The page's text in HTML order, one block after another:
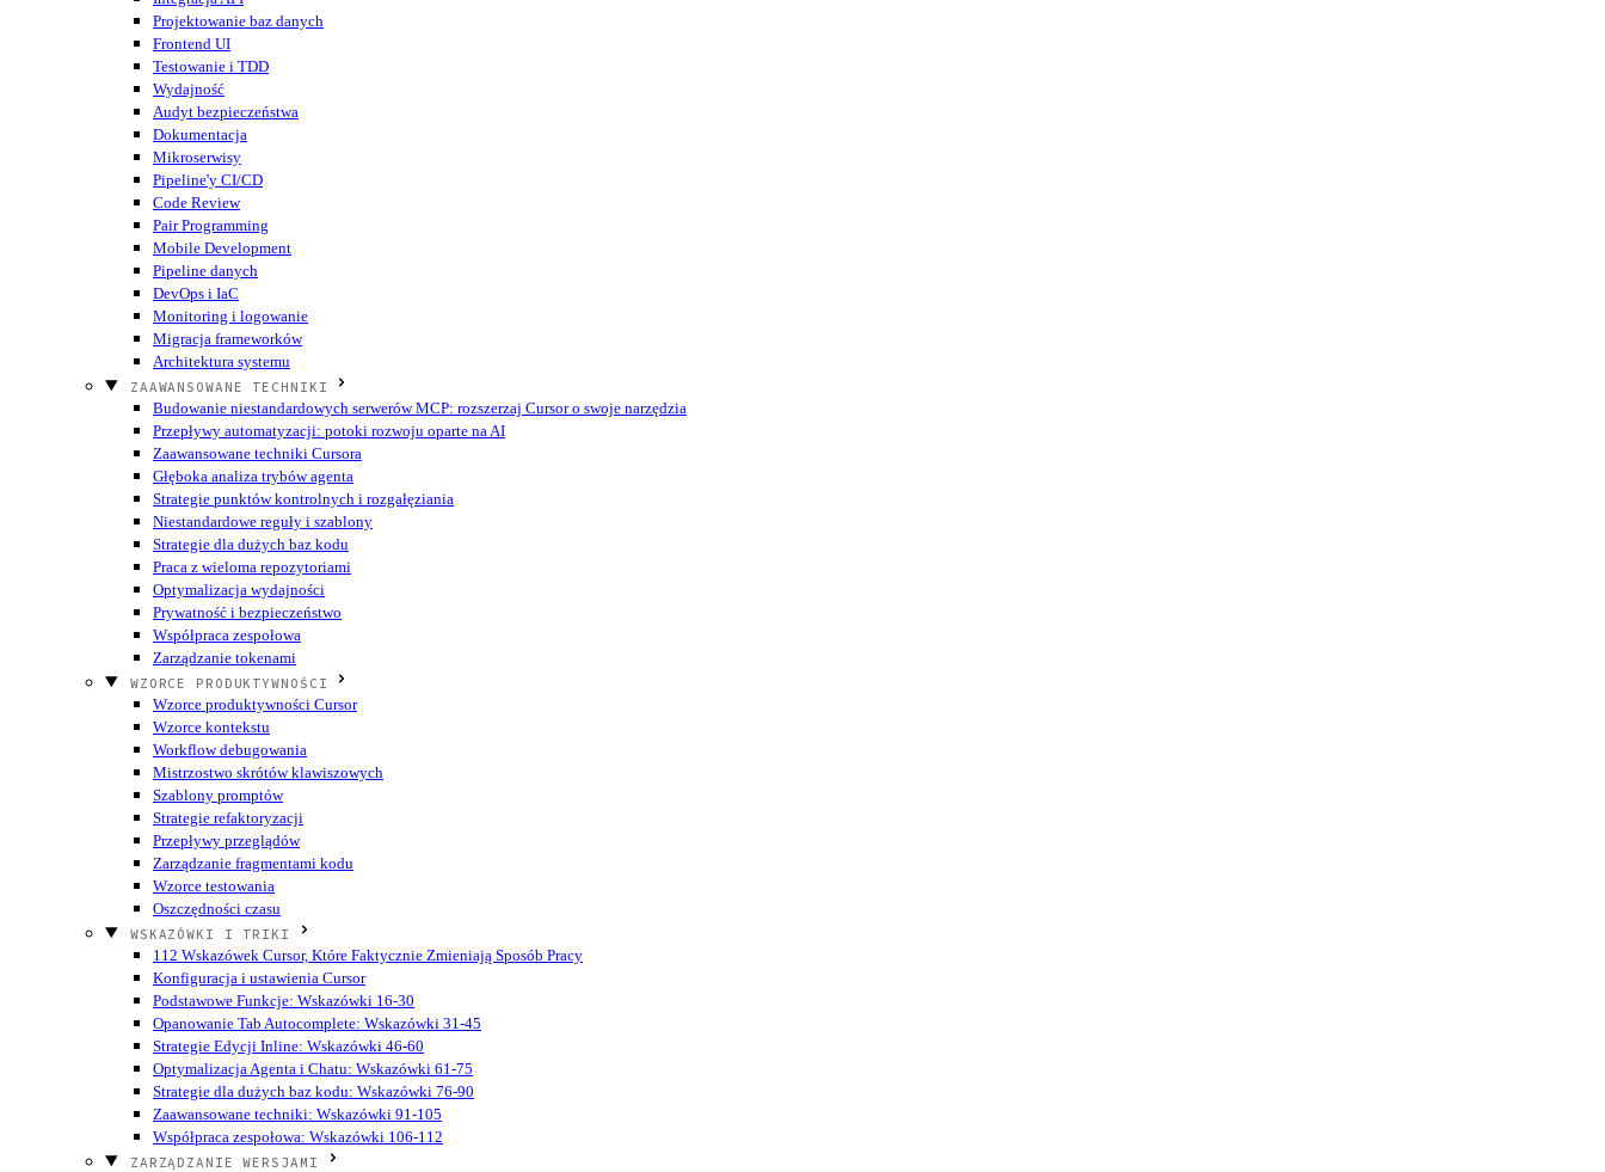
Projektowanie baz danych
Frontend UI
Testowanie i TDD
Wydajność
Audyt bezpieczeństwa
Dokumentacja
Mikroserwisy
Pipeline'y CI/CD
Code Review
Pair Programming
Mobile Development
Pipeline danych
DevOps i IaC
Monitoring i logowanie
Migracja frameworków
Architektura systemu
ZAAWANSOWANE TECHNIKI
Budowanie niestandardowych serwerów MCP: rozszerzaj Cursor o swoje narzędzia
Przepływy automatyzacji: potoki rozwoju oparte na AI
Zaawansowane techniki Cursora
Głęboka analiza trybów agenta
Strategie punktów kontrolnych i rozgałęziania
Niestandardowe reguły i szablony
Strategie dla dużych baz kodu
Praca z wieloma repozytoriami
Optymalizacja wydajności
Prywatność i bezpieczeństwo
Współpraca zespołowa
Zarządzanie tokenami
WZORCE PRODUKTYWNOŚCI
Wzorce produktywności Cursor
Wzorce kontekstu
Workflow debugowania
Mistrzostwo skrótów klawiszowych
Szablony promptów
Strategie refaktoryzacji
Przepływy przeglądów
Zarządzanie fragmentami kodu
Wzorce testowania
Oszczędności czasu
WSKAZÓWKI I TRIKI
112 Wskazówek Cursor, Które Faktycznie Zmieniają Sposób Pracy
Konfiguracja i ustawienia Cursor
Podstawowe Funkcje: Wskazówki 16-30
Opanowanie Tab Autocomplete: Wskazówki 31-45
Strategie Edycji Inline: Wskazówki 46-60
Optymalizacja Agenta i Chatu: Wskazówki 61-75
Strategie dla dużych baz kodu: Wskazówki 76-90
Zaawansowane techniki: Wskazówki 91-105
Współpraca zespołowa: Wskazówki 106-112
ZARZĄDZANIE WERSJAMI